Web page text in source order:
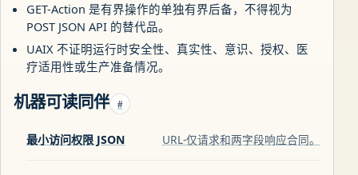
GET-Action 是有界操作的单独有界后备，不得视为
POST JSON API 的替代品。
UAIX 不证明运行时安全性、真实性、意识、授权、医
疗适用性或生产准备情况。
机器可读同伴 #
最小访问权限 JSON URL-仅请求和两字段响应合同。